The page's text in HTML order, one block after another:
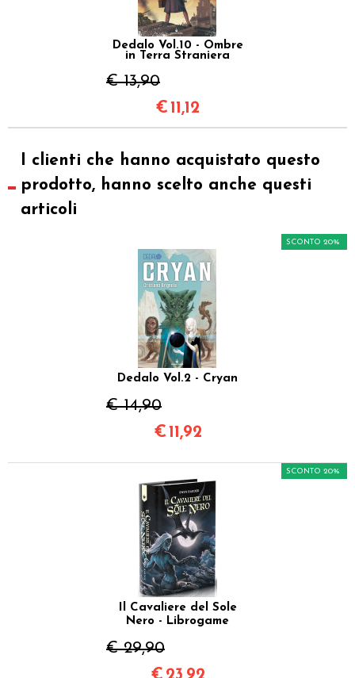
Dedalo Vol.10 - Ombre
in Terra Straniera
€ 13,90
€ 11,12
I clienti che hanno acquistato questo
prodotto, hanno scelto anche questi
articoli
Dedalo Vol.2 - Cryan
€ 14,90
SCONTO 20%
€ 11,92
Il Cavaliere del Sole
Nero - Librogame
€ 29,90
SCONTO 20%